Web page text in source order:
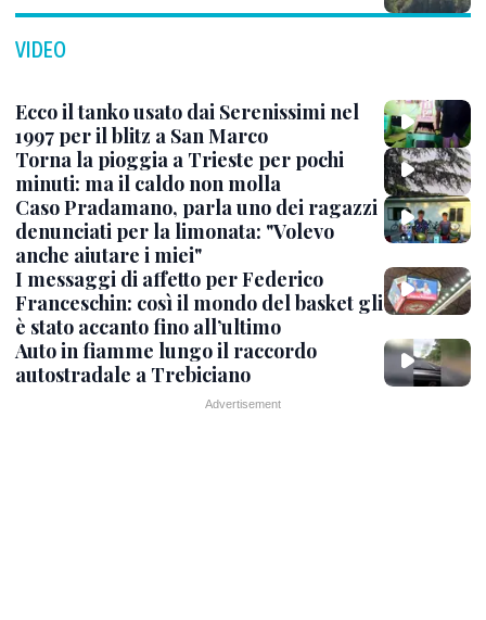
VIDEO
Ecco il tanko usato dai Serenissimi nel
1997 per il blitz a San Marco
Torna la pioggia a Trieste per pochi
minuti: ma il caldo non molla
Caso Pradamano, parla uno dei ragazzi
denunciati per la limonata: "Volevo
anche aiutare i miei"
I messaggi di affetto per Federico
Franceschin: così il mondo del basket gli
è stato accanto fino all’ultimo
Auto in fiamme lungo il raccordo
autostradale a Trebiciano